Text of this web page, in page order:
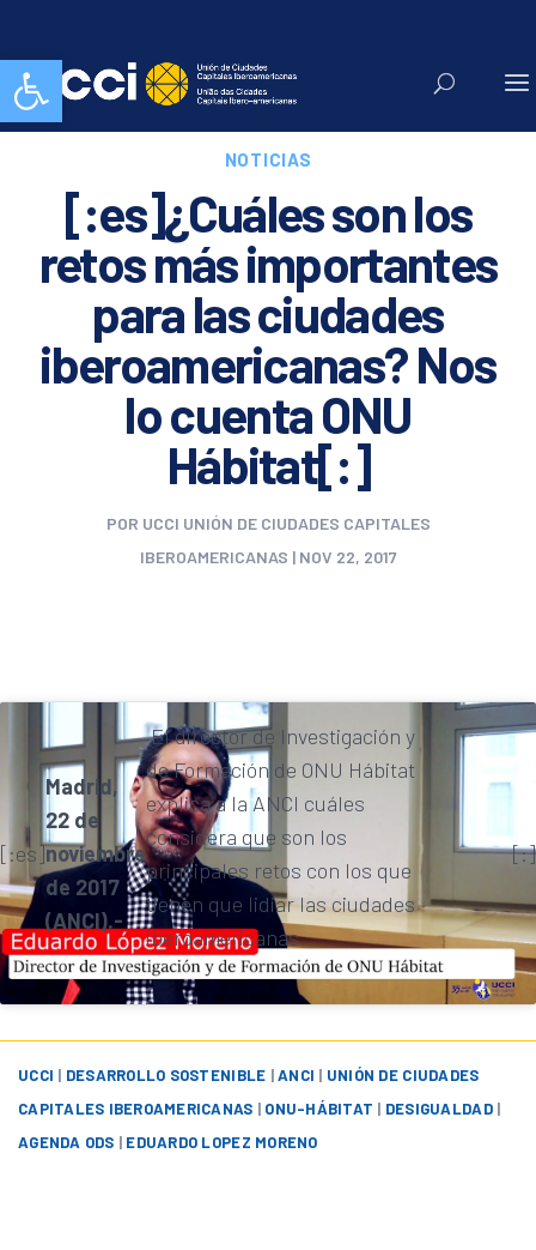
Abrir barra de herramientas
NOTICIAS
[:es]¿Cuáles son los
retos más importantes
para las ciudades
iberoamericanas? Nos
lo cuenta ONU
Hábitat[:]
POR UCCI UNIÓN DE CIUDADES CAPITALES
IBEROAMERICANAS | NOV 22, 2017
[:es]
Madrid,
22 de
noviembre
de 2017
(ANCI).-
El director de Investigación y
de Formación de ONU Hábitat
explica a la ANCI cuáles
considera que son los
principales retos con los que
tienen que lidiar las ciudades
iberoamericanas.
[:]
UCCI | DESARROLLO SOSTENIBLE |ANCI | UNIÓN DE CIUDADES
CAPITALES IBEROAMERICANAS | ONU-HÁBITAT | DESIGUALDAD|
AGENDA ODS | EDUARDO LOPEZ MORENO